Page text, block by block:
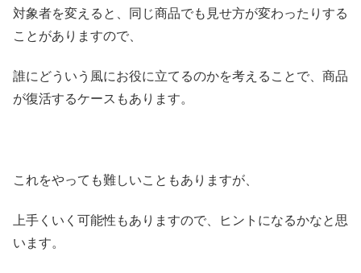
対象者を変えると、同じ商品でも見せ方が変わったりする
ことがありますので、
誰にどういう風にお役に立てるのかを考えることで、商品
が復活するケースもあります。
これをやっても難しいこともありますが、
上手くいく可能性もありますので、ヒントになるかなと思
います。